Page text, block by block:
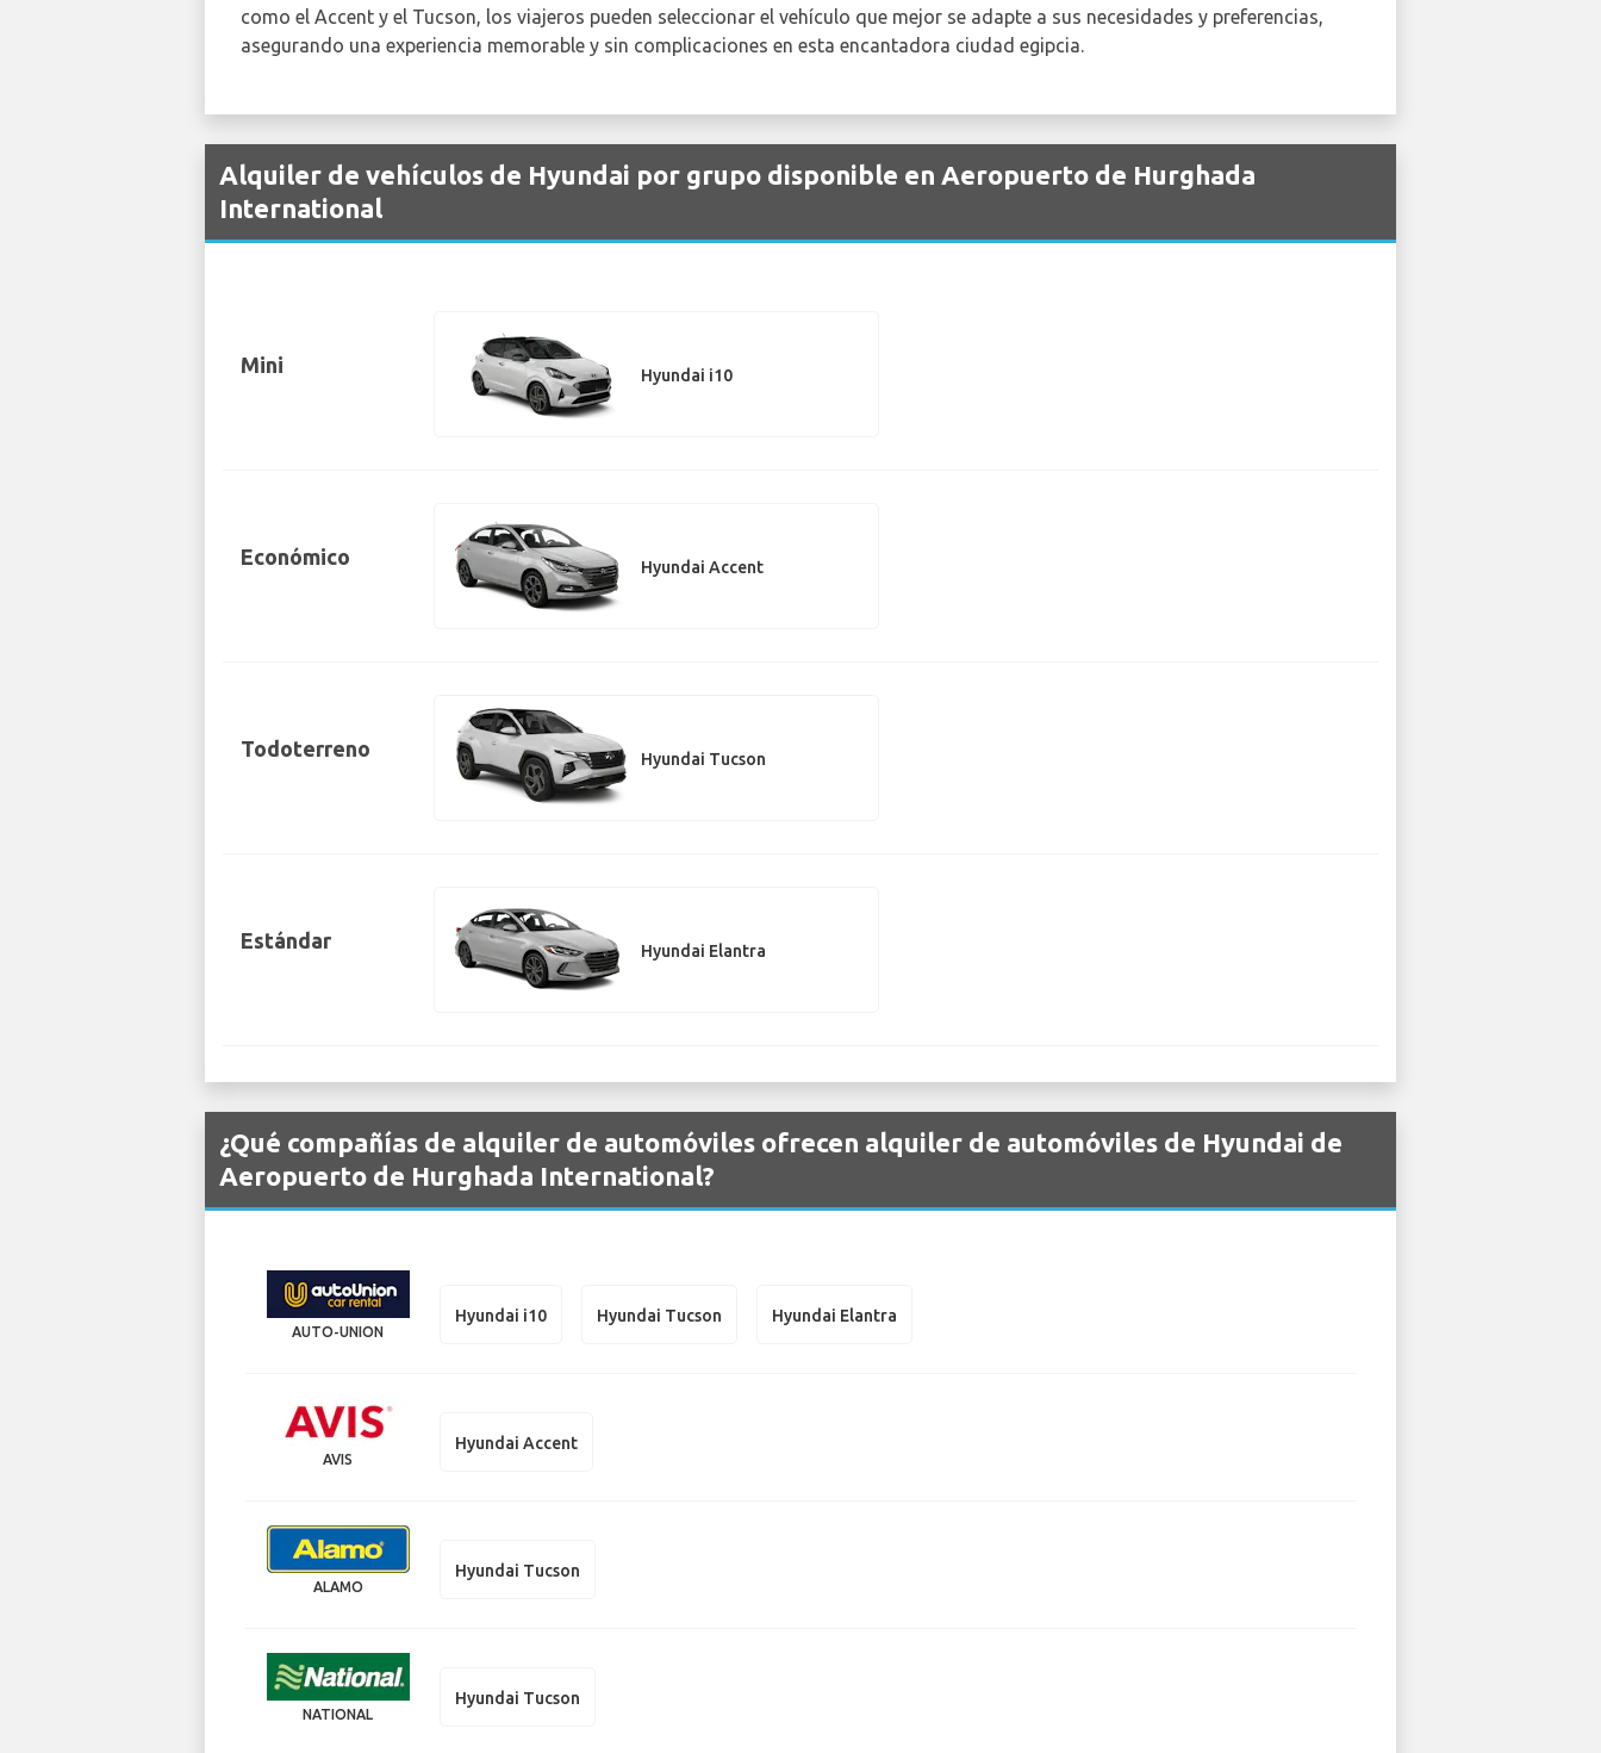
como el Accent y el Tucson, los viajeros pueden seleccionar el vehículo que mejor se adapte a sus necesidades y preferencias,
asegurando una experiencia memorable y sin complicaciones en esta encantadora ciudad egipcia.
Alquiler de vehículos de Hyundai por grupo disponible en Aeropuerto de Hurghada
International
Mini Hyundai i10
Económico Hyundai Accent
Todoterreno Hyundai Tucson
Estándar Hyundai Elantra
¿Qué compañías de alquiler de automóviles ofrecen alquiler de automóviles de Hyundai de
Aeropuerto de Hurghada International?
AUTO-UNION
Hyundai i10 Hyundai Tucson Hyundai Elantra
AVIS
Hyundai Accent
ALAMO
Hyundai Tucson
NATIONAL
Hyundai Tucson